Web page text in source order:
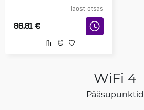
laost otsas
86.81 €
WiFi 4
Pääsupunktid